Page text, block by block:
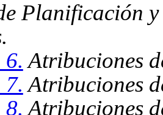
Planificación
Atribuciones
Atribuciones
Atribuciones